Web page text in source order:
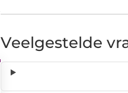
Veelgestelde